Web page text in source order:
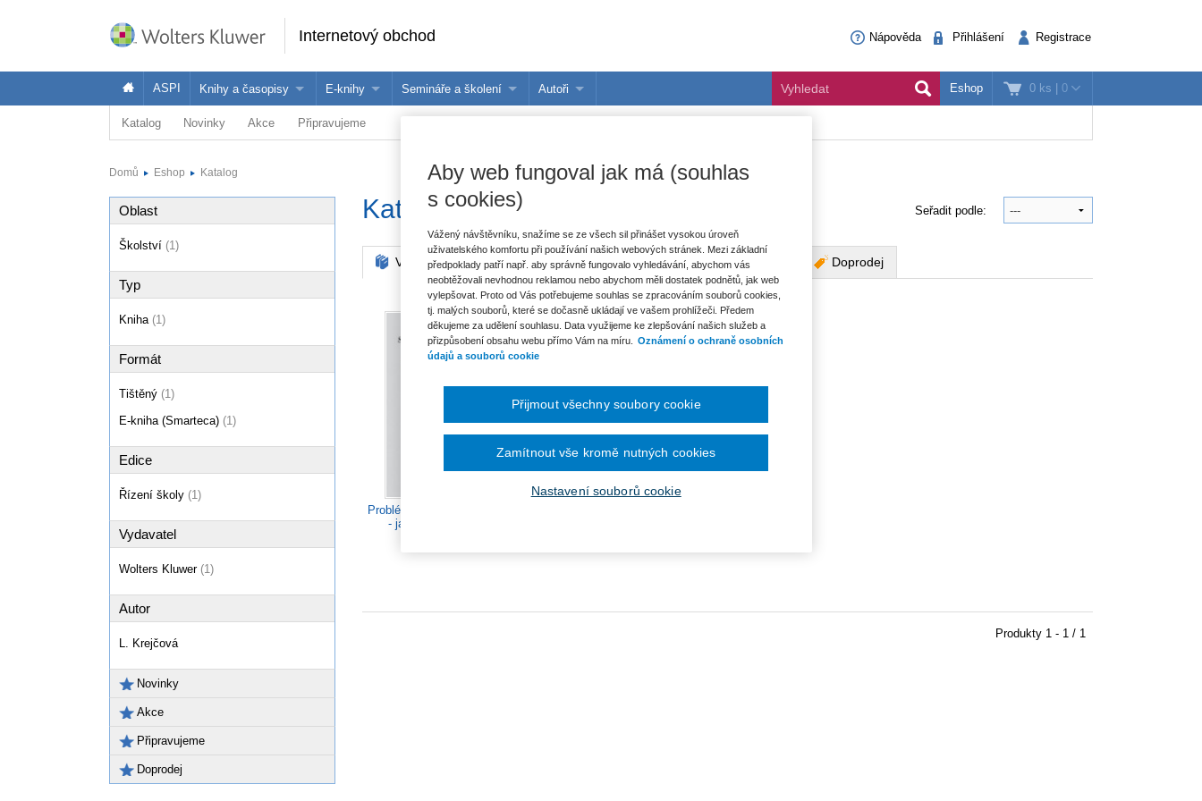
Internetový obchod Nápověda Přihlášení Registrace
0 ks | 0
ASPI Knihy a časopisy
Knihy
E-knihy
Jak na naše e-knihy?
Semináře a školení Autoři Eshop
Katalog Novinky Akce Připravujeme
Domů Eshop Katalog
Katalog Seřadit podle:
Všechny produkty Akce Novinky Připravujeme Doprodej
Problémy s chováním ve škole
- jak na ně (Individuální
Produkty 1 - 1 / 1
Oblast
Školství (1)
Typ
Kniha (1)
Formát
Tištěný (1)
E-kniha (Smarteca) (1)
Edice
Řízení školy (1)
Vydavatel
Wolters Kluwer (1)
Autor
L. Krejčová
Novinky
Akce
Připravujeme
Doprodej
Aby web fungoval jak má (souhlas
s cookies)
Vážený návštěvníku, snažíme se ze všech sil přinášet vysokou úroveň
uživatelského komfortu při používání našich webových stránek. Mezi základní
předpoklady patří např. aby správně fungovalo vyhledávání, abychom vás
neobtěžovali nevhodnou reklamou nebo abychom měli dostatek podnětů, jak web
vylepšovat. Proto od Vás potřebujeme souhlas se zpracováním souborů cookies,
tj. malých souborů, které se dočasně ukládají ve vašem prohlížeči. Předem
děkujeme za udělení souhlasu. Data využijeme ke zlepšování našich služeb a
přizpůsobení obsahu webu přímo Vám na míru.
Oznámení o ochraně osobních
údajů a souborů cookie
Nastavení souborů cookie
Zamítnout vše kromě nutných cookies
Přijmout všechny soubory cookie